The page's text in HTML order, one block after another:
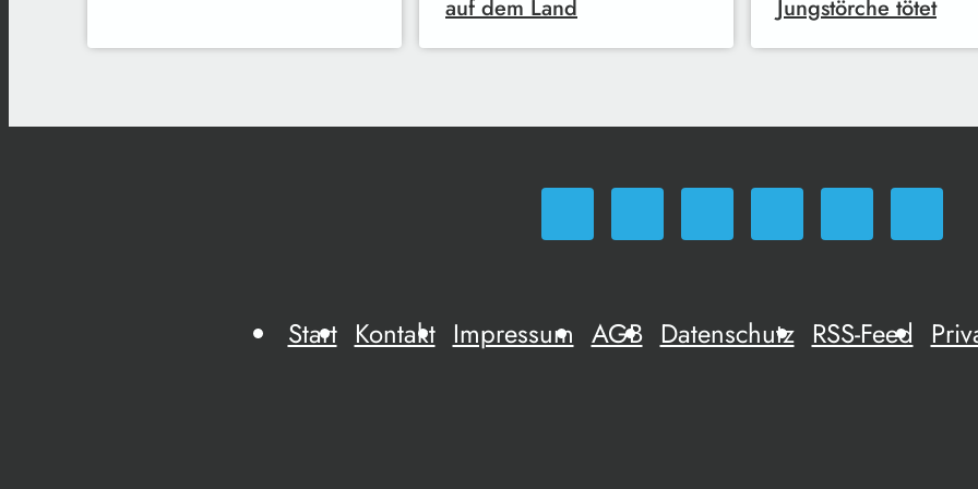
auf dem Land
Jungstörche tötet
Start Kontakt Impressum AGB Datenschutz RSS-Feed